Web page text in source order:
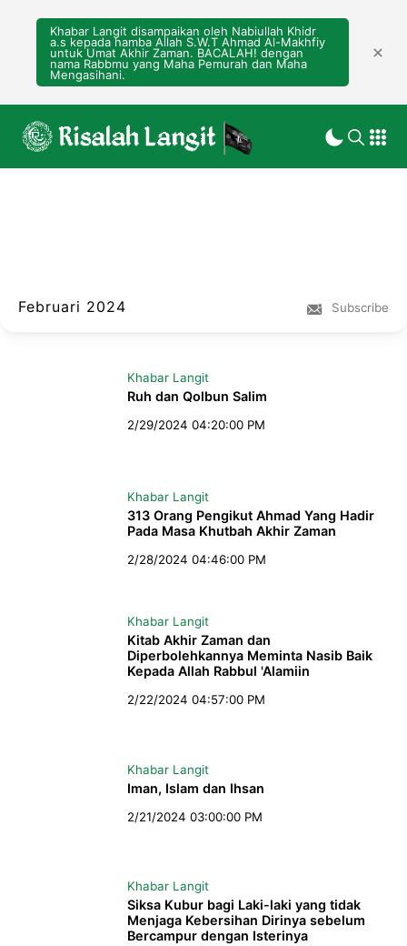
Khabar Langit disampaikan oleh Nabiullah Khidr
a.s kepada hamba Allah S.W.T Ahmad Al-Makhfiy
untuk Umat Akhir Zaman. BACALAH! dengan
nama Rabbmu yang Maha Pemurah dan Maha
Mengasihani.
Februari 2024 Subscribe
Khabar Langit
Ruh dan Qolbun Salim
2/29/2024 04:20:00 PM
Khabar Langit
313 Orang Pengikut Ahmad Yang Hadir
Pada Masa Khutbah Akhir Zaman
2/28/2024 04:46:00 PM
Khabar Langit
Kitab Akhir Zaman dan
Diperbolehkannya Meminta Nasib Baik
Kepada Allah Rabbul 'Alamiin
2/22/2024 04:57:00 PM
Khabar Langit
Iman, Islam dan Ihsan
2/21/2024 03:00:00 PM
Khabar Langit
Siksa Kubur bagi Laki-laki yang tidak
Menjaga Kebersihan Dirinya sebelum
Bercampur dengan Isterinya